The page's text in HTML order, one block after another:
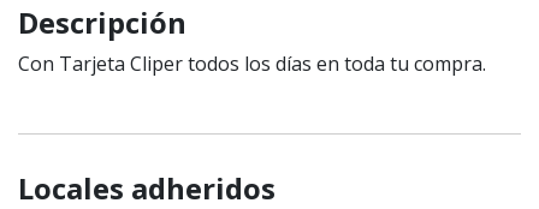
Descripción
Con Tarjeta Cliper todos los días en toda tu compra.
Locales adheridos